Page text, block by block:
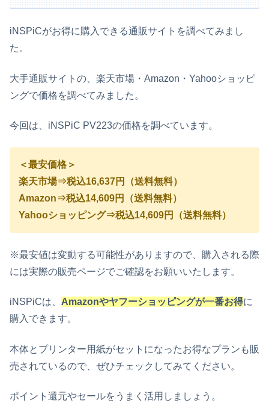
iNSPiCがお得に購入できる通販サイトを調べてみまし
た。
大手通販サイトの、楽天市場・Amazon・Yahooショッピ
ングで価格を調べてみました。
今回は、 iNSPiC PV223の価格を調べています。
＜最安価格＞
楽天市場⇒税込16,637円（送料無料）
Amazon⇒税込14,609円（送料無料）
Yahooショッピング⇒税込14,609円（送料無料）
※最安値は変動する可能性がありますので、購入される際
には実際の販売ページでご確認をお願いいたします。
iNSPiCは Amazonやヤフーショッピングが一番お得に
購入できます。
本体とプリンター用紙がセットになったお得なプランも販
売されているので、ぜひチェックしてみてください。
ポイント還元やセールをうまく活用しましょう。